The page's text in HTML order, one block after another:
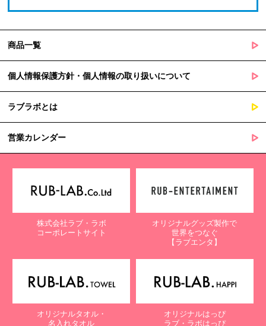
商品一覧
個人情報保護方針・個人情報の取り扱いについて
ラブラボとは
営業カレンダー
株式会社ラブ・ラボ
コーポレートサイト
オリジナルグッズ製作で
世界をつなぐ
【ラブエンタ】
オリジナルタオル・
名入れタオル
オリジナルはっぴ
ラブ・ラボはっぴ